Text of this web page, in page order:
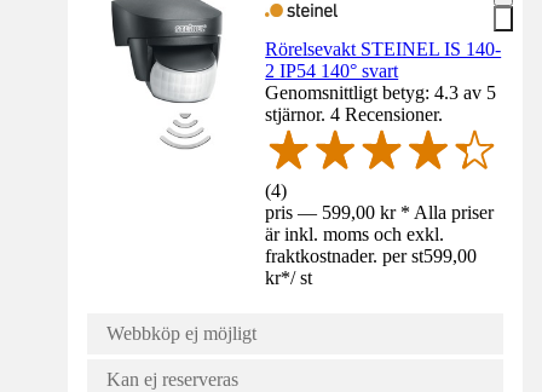
Rörelsevakt STEINEL IS 140-
2 IP54 140° svart
Genomsnittligt betyg: 4.3 av 5
stjärnor. 4 Recensioner.
(4)
pris — 599,00 kr * Alla priser
är inkl. moms och exkl.
fraktkostnader. per st599,00
kr*/ st
Webbköp ej möjligt
Kan ej reserveras